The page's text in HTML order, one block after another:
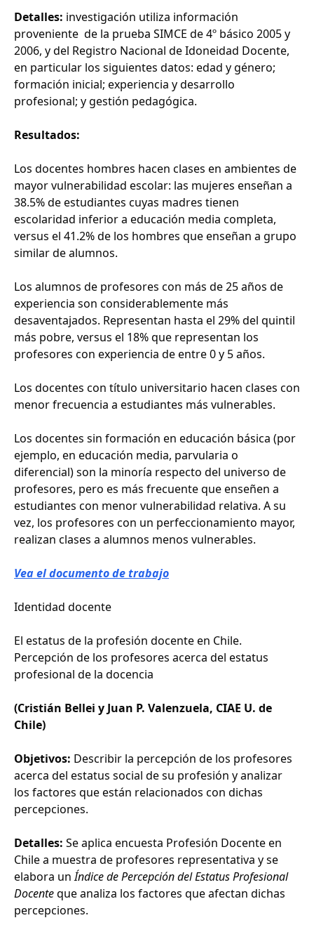
Detalles: investigación utiliza información
proveniente de la prueba SIMCE de 4º básico 2005 y
2006, y del Registro Nacional de Idoneidad Docente,
en particular los siguientes datos: edad y género;
formación inicial; experiencia y desarrollo
profesional; y gestión pedagógica.
Resultados:
Los docentes hombres hacen clases en ambientes de
mayor vulnerabilidad escolar: las mujeres enseñan a
38.5% de estudiantes cuyas madres tienen
escolaridad inferior a educación media completa,
versus el 41.2% de los hombres que enseñan a grupo
similar de alumnos.
Los alumnos de profesores con más de 25 años de
experiencia son considerablemente más
desaventajados. Representan hasta el 29% del quintil
más pobre, versus el 18% que representan los
profesores con experiencia de entre 0 y 5 años.
Los docentes con título universitario hacen clases con
menor frecuencia a estudiantes más vulnerables.
Los docentes sin formación en educación básica (por
ejemplo, en educación media, parvularia o
diferencial) son la minoría respecto del universo de
profesores, pero es más frecuente que enseñen a
estudiantes con menor vulnerabilidad relativa. A su
vez, los profesores con un perfeccionamiento mayor,
realizan clases a alumnos menos vulnerables.
Vea el documento de trabajo
Identidad docente
El estatus de la profesión docente en Chile.
Percepción de los profesores acerca del estatus
profesional de la docencia
(Cristián Bellei y Juan P. Valenzuela, CIAE U. de
Chile)
Objetivos: Describir la percepción de los profesores
acerca del estatus social de su profesión y analizar
los factores que están relacionados con dichas
percepciones.
Detalles: Se aplica encuesta Profesión Docente en
Chile a muestra de profesores representativa y se
elabora unÍndice de Percepción del Estatus Profesional
Docenteque analiza los factores que afectan dichas
percepciones.